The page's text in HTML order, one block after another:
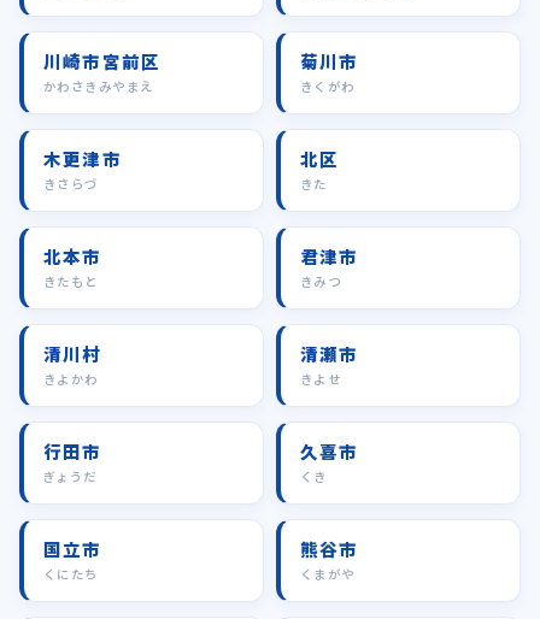
川崎市宮前区
かわさきみやまえ
菊川市
きくがわ
木更津市
きさらづ
北区
きた
北本市
きたもと
君津市
きみつ
清川村
きよかわ
清瀬市
きよせ
行田市
ぎょうだ
久喜市
くき
国立市
くにたち
熊谷市
くまがや